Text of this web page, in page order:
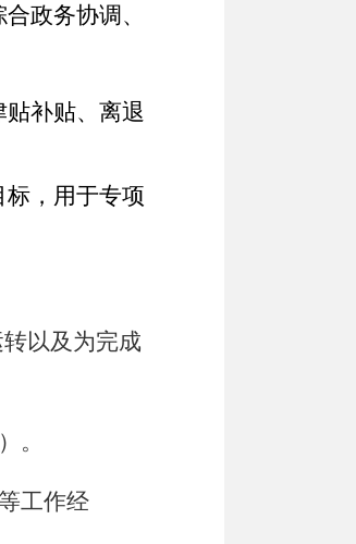
合政务协调、
贴补贴、离退
，用于专项
以及为完成
。
工作经